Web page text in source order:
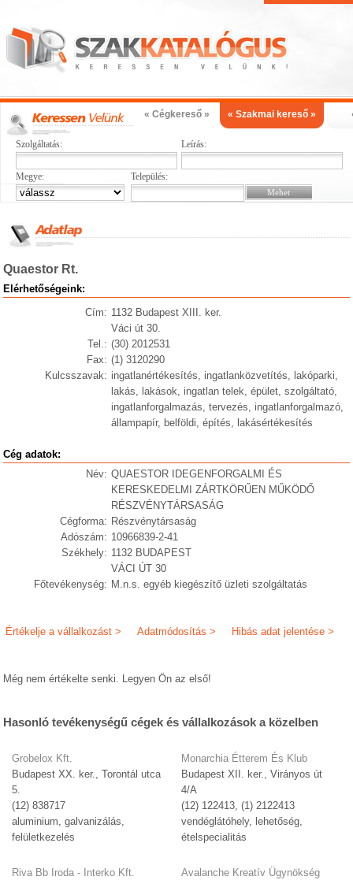
« Cégkereső » « Szakmai kereső »
Szolgáltatás: Leírás:
Megye: Település:
Quaestor Rt.
Elérhetőségeink:
Cím: 1132 Budapest XIII. ker.
Váci út 30.
Tel.: (30) 2012531
Fax: (1) 3120290
Kulcsszavak: ingatlanértékesítés, ingatlanközvetítés, lakóparki,
lakás, lakások, ingatlan telek, épület, szolgáltató,
ingatlanforgalmazás, tervezés, ingatlanforgalmazó,
állampapír, belföldi, építés, lakásértékesítés
Cég adatok:
Név: QUAESTOR IDEGENFORGALMI ÉS
KERESKEDELMI ZÁRTKÖRŰEN MŰKÖDŐ
RÉSZVÉNYTÁRSASÁG
Cégforma: Részvénytársaság
Adószám: 10966839-2-41
Székhely: 1132 BUDAPEST
VÁCI ÚT 30
Főtevékenység: M.n.s. egyéb kiegészítő üzleti szolgáltatás
Hibás adat jelentése >
Adatmódosítás >
Értékelje a vállalkozást >
Még nem értékelte senki. Legyen Ön az első!
Hasonló tevékenységű cégek és vállalkozások a közelben
Grobelox Kft.
Budapest XX. ker., Torontál utca
5.
(12) 838717
aluminium, galvanizálás,
felületkezelés
Riva Bb Iroda - Interko Kft.
Monarchia Étterem És Klub
Budapest XII. ker., Virányos út
4/A
(12) 122413, (1) 2122413
vendéglátóhely, lehetőség,
ételspecialitás
Avalanche Kreatív Ügynökség